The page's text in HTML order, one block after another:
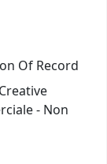
Of Record
- Non